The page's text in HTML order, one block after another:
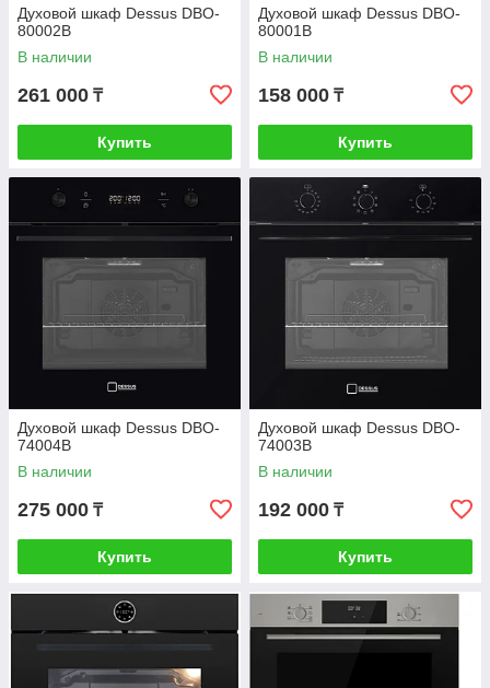
Духовой шкаф Dessus DBO-
80002B
В наличии
261 000 ₸
Купить
Духовой шкаф Dessus DBO-
80001B
В наличии
158 000 ₸
Купить
Духовой шкаф Dessus DBO-
74004B
В наличии
275 000 ₸
Купить
Духовой шкаф Dessus DBO-
74003B
В наличии
192 000 ₸
Купить